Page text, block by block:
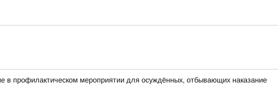
в профилактическом мероприятии для осуждённых, отбывающих наказание